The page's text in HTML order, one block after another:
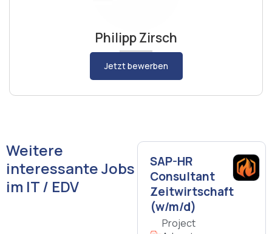
Philipp Zirsch
Jetzt bewerben
Weitere
interessante Jobs
im IT / EDV
SAP-HR
Consultant
Zeitwirtschaft
(w/m/d)
Project